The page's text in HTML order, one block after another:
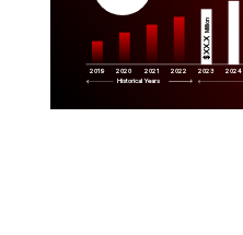
2019 2020 2021 2022 2023 2024
$XX.X
Million
Historical Years